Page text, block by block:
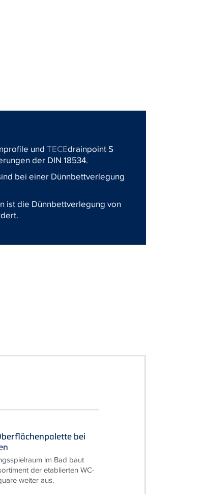
undTECEdrainpoint S
der DIN 18534.
bei einer Dünnbettverlegung
ist die Dünnbettverlegung von
bei
im Bad baut
der etablierten WC-
weiter aus.